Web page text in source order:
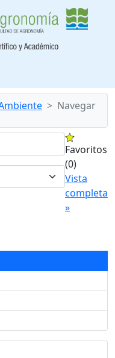
Navegar
Favoritos
(0)
Vista
completa
»